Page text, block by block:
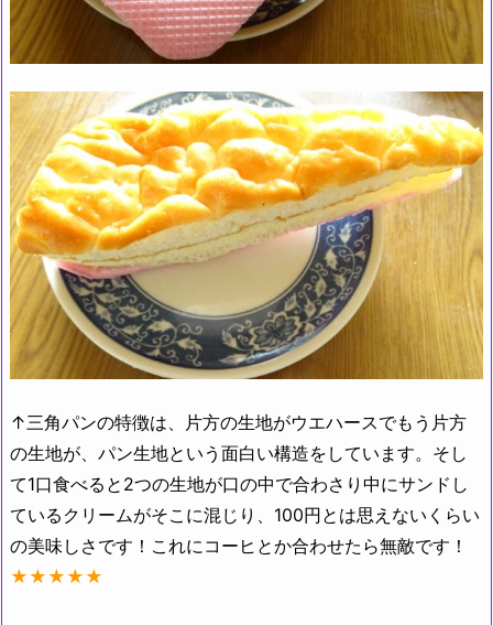
↑三角パンの特徴は、片方の生地がウエハースでもう片方
の生地が、パン生地という面白い構造をしています。そし
て1口食べると2つの生地が口の中で合わさり中にサンドし
ているクリームがそこに混じり、100円とは思えないくらい
の美味しさです！これにコーヒとか合わせたら無敵です！
★★★★★